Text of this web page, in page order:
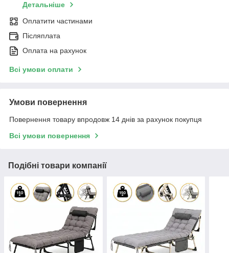
Детальніше
Оплатити частинами
Післяплата
Оплата на рахунок
Всі умови оплати
Умови повернення
Повернення товару впродовж 14 днів за рахунок покупця
Всі умови повернення
Подібні товари компанії